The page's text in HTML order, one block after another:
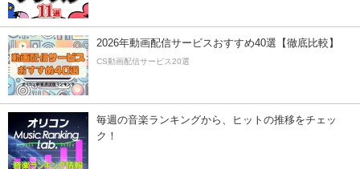
2026年動画配信サービスおすすめ40選【徹底比較】
CS動画配信サービス20選
毎週の音楽ランキングから、ヒットの推移をチェッ
ク！